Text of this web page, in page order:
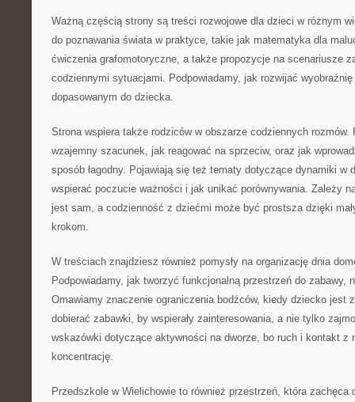
Ważną częścią strony są treści rozwojowe dla dzieci w różnym
do poznawania świata w praktyce, takie jak matematyka dla
ćwiczenia grafomotoryczne, a także propozycje na scenariusze
codziennymi sytuacjami. Podpowiadamy, jak rozwijać
dopasowanym do dziecka.
Strona wspiera także rodziców w obszarze codziennych
wzajemny szacunek, jak reagować na sprzeciw, oraz jak
sposób łagodny. Pojawiają się też tematy dotyczące dynamiki w
wspierać poczucie ważności i jak unikać porównywania. Zależy
jest sam, a codzienność z dziećmi może być prostsza dzięki
krokom.
W treściach znajdziesz również pomysły na organizację dnia
Podpowiadamy, jak tworzyć funkcjonalną przestrzeń do zabawy,
Omawiamy znaczenie ograniczenia bodźców, kiedy dziecko jest
dobierać zabawki, by wspierały zainteresowania, a nie tylko
wskazówki dotyczące aktywności na dworze, bo ruch i kontakt z
koncentrację.
Przedszkole w Wielichowie to również przestrzeń, która zachęca